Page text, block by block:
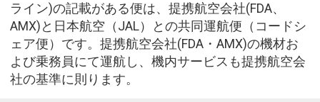
ライン)の記載がある便は、提携航空会社(FDA、
AMX)と日本航空（JAL）との共同運航便（コードシ
ェア便）です。提携航空会社(FDA・AMX)の機材お
よび乗務員にて運航し、機内サービスも提携航空会
社の基準に則ります。